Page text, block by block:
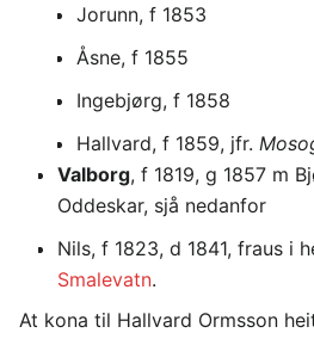
Jorunn, f 1853
Åsne, f 1855
Ingebjørg, f 1858
Hallvard, f 1859, jfr.
Valborg, f 1819, g 1857 m
Oddeskar, sjå nedanfor
Nils, f 1823, d 1841, fraus i
Smalevatn.
At kona til Hallvard Ormsson